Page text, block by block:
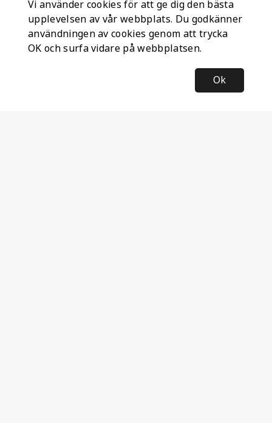
Vi använder cookies för att ge dig den bästa
upplevelsen av vår webbplats. Du godkänner
användningen av cookies genom att trycka
OK och surfa vidare på webbplatsen.
Ok